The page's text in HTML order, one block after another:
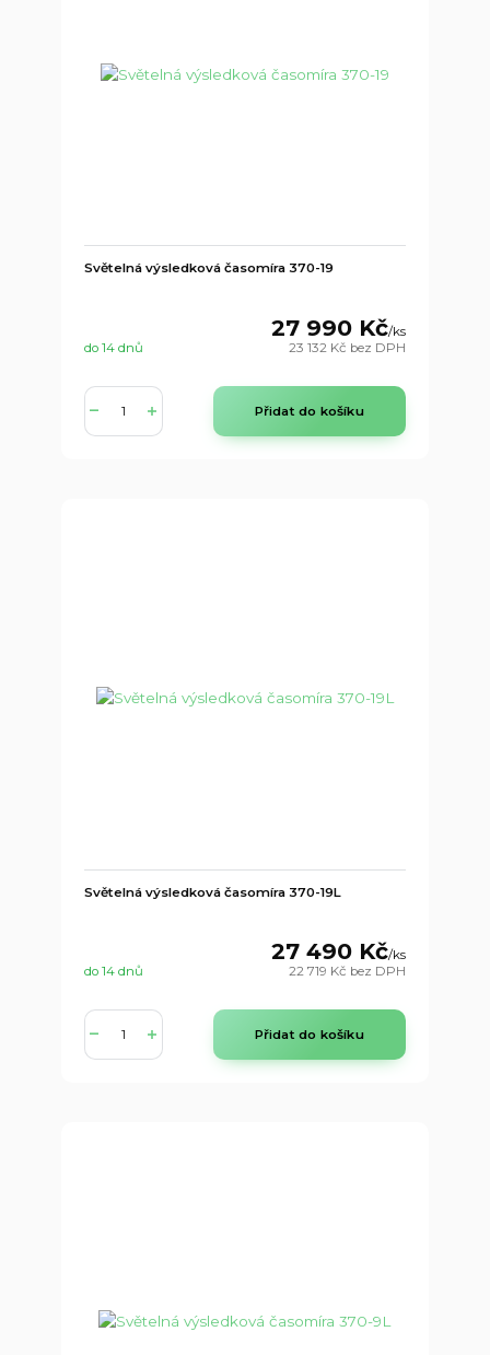
Světelná výsledková časomíra 370-19
27 990 Kč/ks
23 132 Kč bez DPH
do 14 dnů
Přidat do košíku
Světelná výsledková časomíra 370-19L
27 490 Kč/ks
22 719 Kč bez DPH
do 14 dnů
Přidat do košíku